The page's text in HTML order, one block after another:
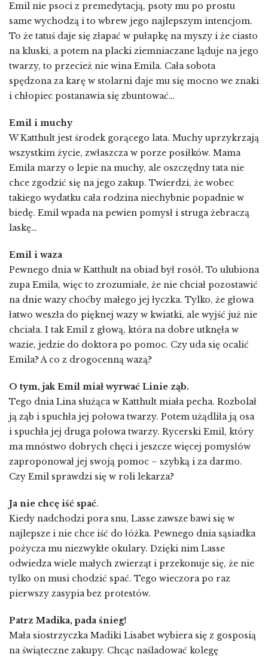
Emil nie psoci z premedytacją, psoty mu po prostu
same wychodzą i to wbrew jego najlepszym intencjom.
To że tatuś daje się złapać w pułapkę na myszy i że ciasto
na kluski, a potem na placki ziemniaczane ląduje na jego
twarzy, to przecież nie wina Emila. Cała sobota
spędzona za karę w stolarni daje mu się mocno we znaki
i chłopiec postanawia się zbuntować…
Emil i muchy
W Katthult jest środek gorącego lata. Muchy uprzykrzają
wszystkim życie, zwłaszcza w porze posiłków. Mama
Emila marzy o lepie na muchy, ale oszczędny tata nie
chce zgodzić się na jego zakup. Twierdzi, że wobec
takiego wydatku cała rodzina niechybnie popadnie w
biedę. Emil wpada na pewien pomysł i struga żebraczą
laskę…
Emil i waza
Pewnego dnia w Katthult na obiad był rosół. To ulubiona
zupa Emila, więc to zrozumiałe, że nie chciał pozostawić
na dnie wazy choćby małego jej łyczka. Tylko, że głowa
łatwo weszła do pięknej wazy w kwiatki, ale wyjść już nie
chciała. I tak Emil z głową, która na dobre utknęła w
wazie, jedzie do doktora po pomoc. Czy uda się ocalić
Emila? A co z drogocenną wazą?
O tym, jak Emil miał wyrwać Linie ząb.
Tego dnia Lina służąca w Katthult miała pecha. Rozbolał
ją ząb i spuchła jej połowa twarzy. Potem użądliła ją osa
i spuchła jej druga połowa twarzy. Rycerski Emil, który
ma mnóstwo dobrych chęci i jeszcze więcej pomysłów
zaproponował jej swoją pomoc – szybką i za darmo.
Czy Emil sprawdzi się w roli lekarza?
Ja nie chcę iść spać.
Kiedy nadchodzi pora snu, Lasse zawsze bawi się w
najlepsze i nie chce iść do łóżka. Pewnego dnia sąsiadka
pożycza mu niezwykłe okulary. Dzięki nim Lasse
odwiedza wiele małych zwierząt i przekonuje się, że nie
tylko on musi chodzić spać. Tego wieczora po raz
pierwszy zasypia bez protestów.
Patrz Madika, pada śnieg!
Mała siostrzyczka Madiki Lisabet wybiera się z gosposią
na świąteczne zakupy. Chcąc naśladować kolegę